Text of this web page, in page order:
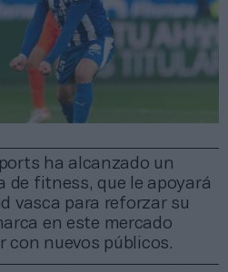
ha alcanzado un
de fitness, que le apoyará
vasca para reforzar su
en este mercado
con nuevos públicos.